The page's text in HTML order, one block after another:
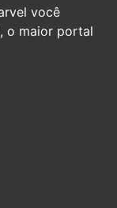
você
o maior portal